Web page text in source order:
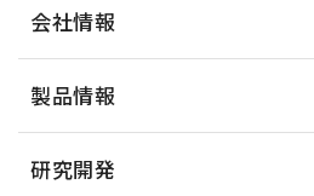
会社情報
製品情報
研究開発